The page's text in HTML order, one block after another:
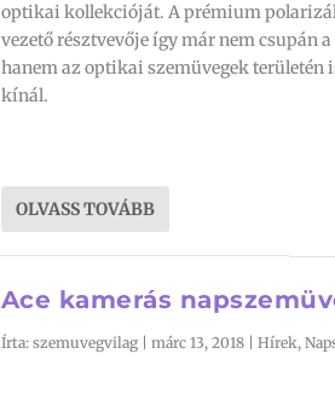
optikai kollekcióját. A prémium
vezető résztvevője így már nem csupán
hanem az optikai szemüvegek területén
kínál.
OLVASS TOVÁBB
Ace kamerás
Írta: szemuvegvilag| márc 13, 2018| Hírek,